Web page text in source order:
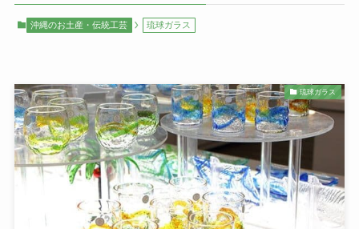
沖縄のお土産・伝統工芸 琉球ガラス
琉球ガラス